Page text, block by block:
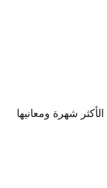
الأكثر شهرة ومعانيها